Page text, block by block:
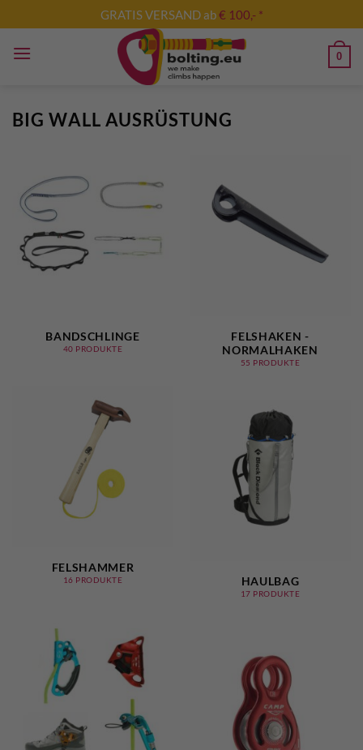
Inhalt
springen
GRATIS VERSAND ab€ 100,- *
0
BIG WALL AUSRÜSTUNG
BANDSCHLINGE
40 PRODUKTE
FELSHAKEN -
NORMALHAKEN
55 PRODUKTE
FELSHAMMER
16 PRODUKTE HAULBAG
17 PRODUKTE